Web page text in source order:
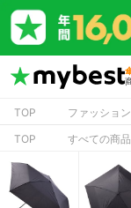
TOP ファッション
TOP
すべての商